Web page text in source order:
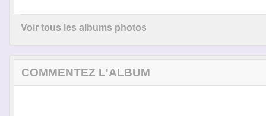
Voir tous les albums photos
COMMENTEZ L'ALBUM